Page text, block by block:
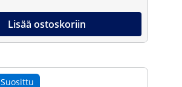
Lisää ostoskoriin
Suosittu